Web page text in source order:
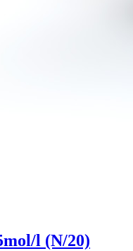
l (N/20)